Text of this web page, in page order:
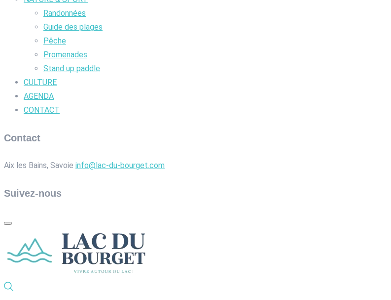
Randonnées
Guide des plages
Pêche
Promenades
Stand up paddle
CULTURE
AGENDA
CONTACT
Contact
Aix les Bains, Savoie info@lac-du-bourget.com
Suivez-nous